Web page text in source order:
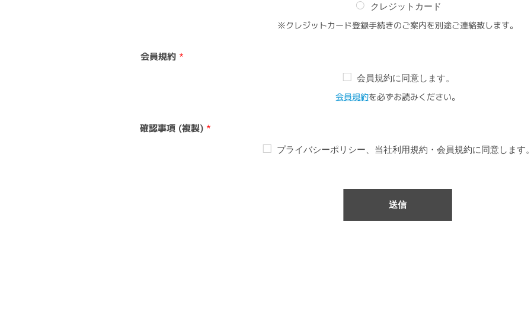
クレジットカード
※クレジットカード登録手続きのご案内を別途ご連絡致します。
会員規約 *
会員規約に同意します。
会員規約を必ずお読みください。
確認事項 (複製) *
プライバシーポリシー、当社利用規約・会員規約に同意します。
送信